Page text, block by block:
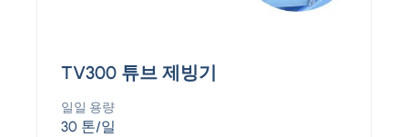
TV300 튜브 제빙기
일일 용량
30 톤/일